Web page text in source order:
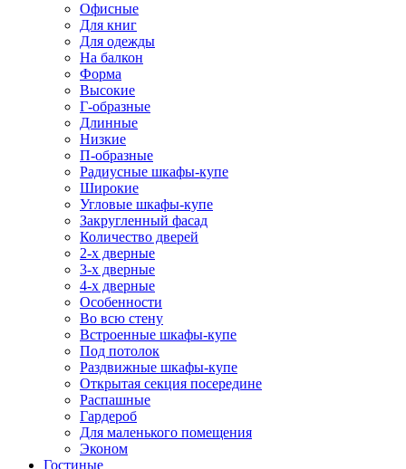
Офисные
Для книг
Для одежды
На балкон
Форма
Высокие
Г-образные
Длинные
Низкие
П-образные
Радиусные шкафы-купе
Широкие
Угловые шкафы-купе
Закругленный фасад
Количество дверей
2-х дверные
3-х дверные
4-х дверные
Особенности
Во всю стену
Встроенные шкафы-купе
Под потолок
Раздвижные шкафы-купе
Открытая секция посередине
Распашные
Гардероб
Для маленького помещения
Эконом
Гостиные